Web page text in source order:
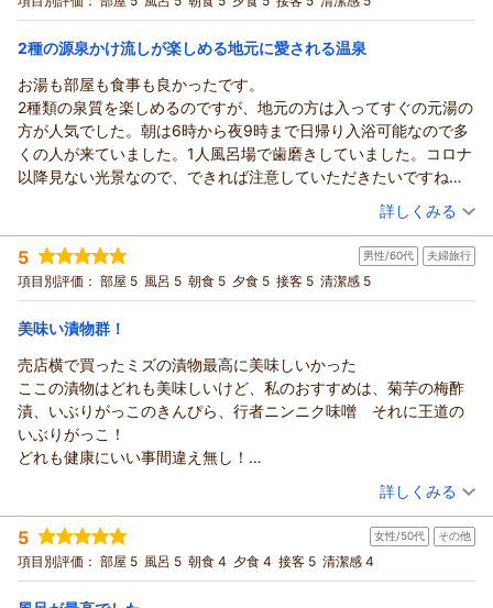
ツイン 朝・夕 夕/個室利用
宿泊価格帯： 13,001～14,000円(大人一人あたり/税込)
2種の源泉かけ流しが楽しめる地元に愛される温泉
お湯も部屋も食事も良かったです。
2種類の泉質を楽しめるのですが、地元の方は入ってすぐの元湯の
方が人気でした。朝は6時から夜9時まで日帰り入浴可能なので多
くの人が来ていました。1人風呂場で歯磨きしていました。コロナ
以降見ない光景なので、できれば注意していただきたいですね。
お湯は毎日入れ替えるので、夜9時から順番に清掃し元湯は11時ご
ろから大浴場は4時頃から再開されるので、1番風呂は宿泊者の特
権ですね。
食事は秋田の家庭で出るようなものが多く、嬉しかった。
お味噌汁にクジラとミズ。朝は大きなすじこが2切れもあり。納豆
す。シーズンのさくらんぼもありました。嬉しかったです。
ベットの部屋でしたが、リニューアルされて新しくきれいでし
た。
とても気持ちよく過ごせました。
（投稿日：2026/07/06）
宿泊時期： 2026年07月宿泊 (夫婦旅行)
投稿者： kg8-44さん
宿泊プラン： 【秋田得旅】【迷ったらコレ】名湯と秋田の味覚／スタンダー
ドプラン
ツイン 朝・夕 夕/個室利用
宿泊価格帯： 12,001～13,000円(大人一人あたり/税込)
詳しくみる
5 男性/60代 夫婦旅行
項目別評価： 部屋 5 風呂 5 朝食 5 夕食 5 接客 5 清潔感 5
美味い漬物群！
売店横で買ったミズの漬物最高に美味しいかった
ここの漬物はどれも美味しいけど、私のおすすめは、菊芋の梅酢
漬、いぶりがっこのきんぴら、行者ニンニク味噌 それに王道の
いぶりがっこ！
どれも健康にいい事間違え無し！
（投稿日：2026/07/01）
宿泊時期： 2026年06月宿泊 (夫婦旅行)
投稿者： マーチャンさん
宿泊プラン： 【秋田得旅】【迷ったらコレ】名湯と秋田の味覚／スタンダー
ドプラン
ツイン 朝・夕 夕/個室利用
宿泊価格帯： 12,001～13,000円(大人一人あたり/税込)
詳しくみる
5 女性/50代 その他
項目別評価： 部屋 5 風呂 5 朝食 4 夕食 4 接客 5 清潔感 4